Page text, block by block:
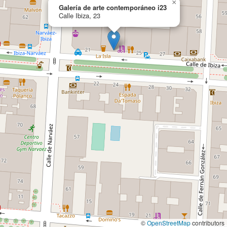
Galería de arte contemporáneo i23
Calle Ibiza, 23
×
©OpenStreetMapcontributors